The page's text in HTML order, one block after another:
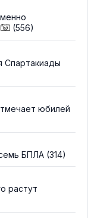
(556)
Спартакиады
юбилей
БПЛА (314)
растут